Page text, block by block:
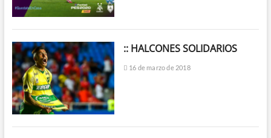
:: HALCONES SOLIDARIOS
16 de marzo de 2018